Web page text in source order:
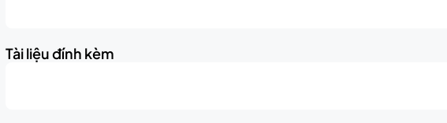
Tài liệu đính kèm